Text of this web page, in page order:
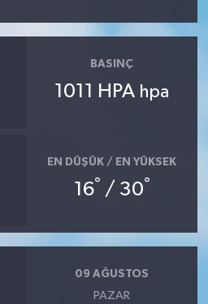
BASINÇ
1011 HPA hpa
EN DÜŞÜK / EN YÜKSEK
16° / 30°
09 AĞUSTOS
PAZAR